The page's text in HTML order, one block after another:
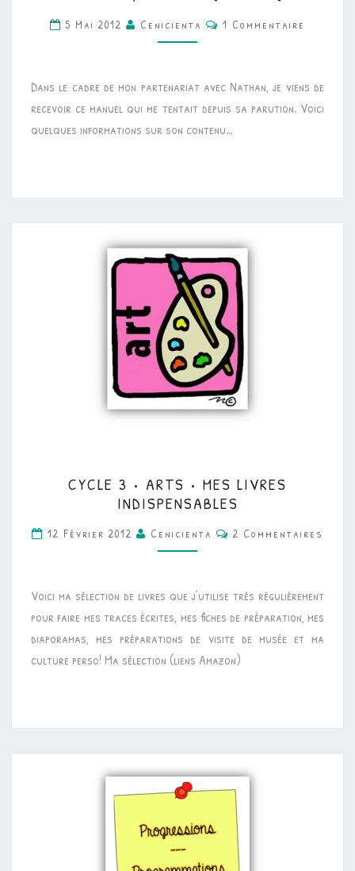
ARTS
•
ET
HISTOIRE
DES
3,
[MANUEL]
5 Mai 2012 Cenicienta Commentaires
1 Commentaire
Dans le cadre de mon partenariat avec Nathan, je viens de
recevoir ce manuel qui me tentait depuis sa parution. Voici
quelques informations sur son contenu…
3
•
ARTS
•
LIVRES
INDISPENSABLES
CYCLE 3 • ARTS • MES LIVRES
INDISPENSABLES
12 Février 2012 Cenicienta Commentaires
2 Commentaires
Voici ma sélection de livres que j’utilise très régulièrement
pour faire mes traces écrites, mes fiches de préparation, mes
diaporamas, mes préparations de visite de musée et ma
culture perso! Ma sélection (liens Amazon)